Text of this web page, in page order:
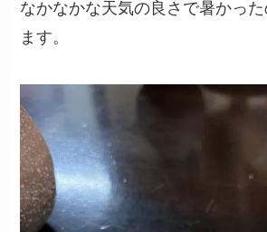
なかなかな天気の良さで暑かっ
ます。